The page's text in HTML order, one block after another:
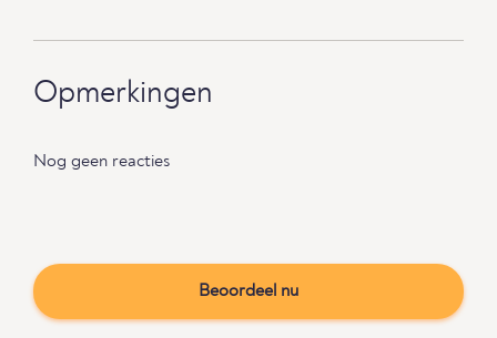
Opmerkingen
Nog geen reacties
Beoordeel nu